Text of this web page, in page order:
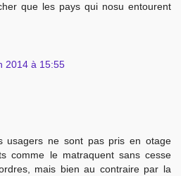
que les pays qui nosu entourent
2014 à 15:55
usagers ne sont pas pris en otage
comme le matraquent sans cesse
mais bien au contraire par la